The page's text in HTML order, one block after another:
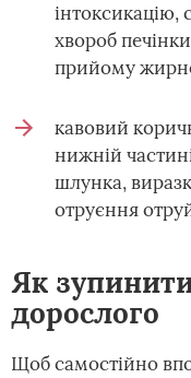
інтоксикацію,
хвороб
прийому
кавовий
нижній
шлунка,
отруєння
Як
дорослого
Щоб самостійно